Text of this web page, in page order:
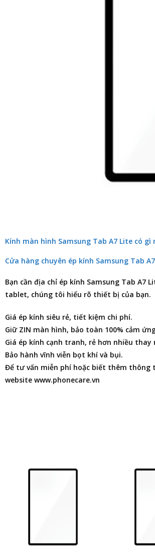
Kính màn hình Samsung Tab A7 Lite có gì
Cửa hàng chuyên ép kính Samsung Tab
Bạn cần địa chỉ ép kính Samsung Tab A7
tablet, chúng tôi hiểu rõ thiết bị của bạn.
Giá ép kính siêu rẻ, tiết kiệm chi phí.
Giữ ZIN màn hình, bảo toàn 100% cảm
Giá ép kính cạnh tranh, rẻ hơn nhiều thay
Bảo hành vĩnh viễn bọt khí và bụi.
Để tư vấn miễn phí hoặc biết thêm thông
website www.phonecare.vn